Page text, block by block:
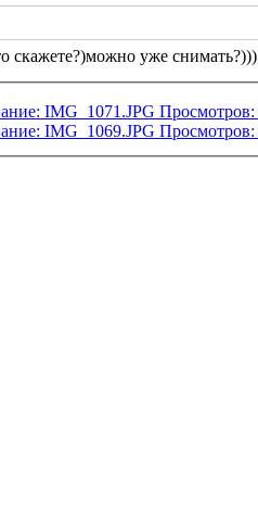
скажете?)можно уже снимать?)))